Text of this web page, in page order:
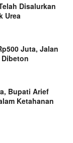
Disalurkan
Urea
Juta, Jalan
Bupati Arief
Ketahanan